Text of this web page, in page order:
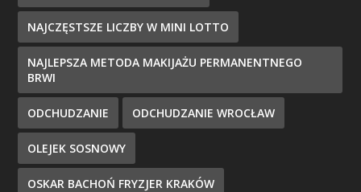
NAJCZĘSTSZE LICZBY W MINI LOTTO
NAJLEPSZA METODA MAKIJAŻU PERMANENTNEGO
BRWI
ODCHUDZANIE ODCHUDZANIE WROCŁAW
OLEJEK SOSNOWY
OSKAR BACHOŃ FRYZJER KRAKÓW